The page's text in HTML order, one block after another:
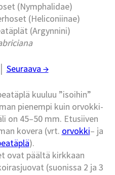
(Nymphalidae)
(Heliconiinae)
(Argynnini)
Seuraava →
kuuluu ”isoihin”
pienempi kuin orvokki-
on 45–50 mm. Etusiiven
kovera (vrt. orvokki– ja
).
ovat päältä kirkkaan
(suonissa 2 ja 3